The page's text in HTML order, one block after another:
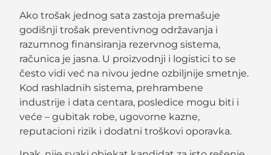
Ako trošak jednog sata zastoja premašuje
godišnji trošak preventivnog održavanja i
razumnog finansiranja rezervnog sistema,
računica je jasna. U proizvodnji i logistici to se
često vidi već na nivou jedne ozbiljnije smetnje.
Kod rashladnih sistema, prehrambene
industrije i data centara, posledice mogu biti i
veće – gubitak robe, ugovorne kazne,
reputacioni rizik i dodatni troškovi oporavka.